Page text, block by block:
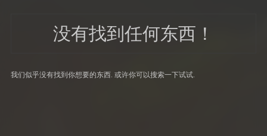
没有找到任何东西！
我们似乎没有找到你想要的东西. 或许你可以搜索一下试试.